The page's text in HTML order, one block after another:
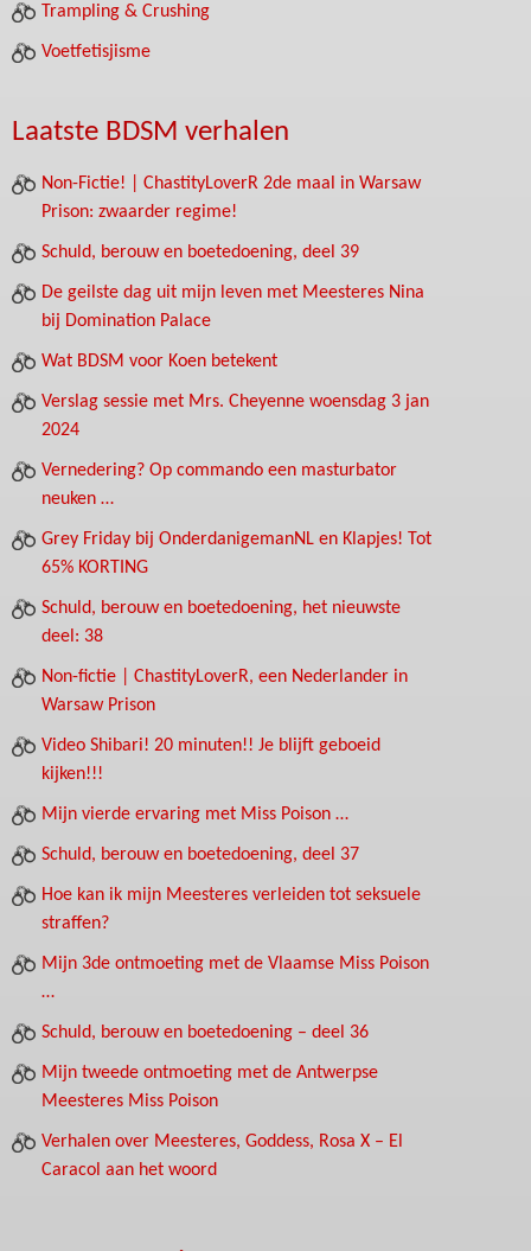
Trampling & Crushing
Voetfetisjisme
Laatste BDSM verhalen
Non-Fictie! | ChastityLoverR 2de maal in Warsaw
Prison: zwaarder regime!
Schuld, berouw en boetedoening, deel 39
De geilste dag uit mijn leven met Meesteres Nina
bij Domination Palace
Wat BDSM voor Koen betekent
Verslag sessie met Mrs. Cheyenne woensdag 3 jan
2024
Vernedering? Op commando een masturbator
neuken …
Grey Friday bij OnderdanigemanNL en Klapjes! Tot
65% KORTING
Schuld, berouw en boetedoening, het nieuwste
deel: 38
Non-fictie | ChastityLoverR, een Nederlander in
Warsaw Prison
Video Shibari! 20 minuten!! Je blijft geboeid
kijken!!!
Mijn vierde ervaring met Miss Poison …
Schuld, berouw en boetedoening, deel 37
Hoe kan ik mijn Meesteres verleiden tot seksuele
straffen?
Mijn 3de ontmoeting met de Vlaamse Miss Poison
…
Schuld, berouw en boetedoening – deel 36
Mijn tweede ontmoeting met de Antwerpse
Meesteres Miss Poison
Verhalen over Meesteres, Goddess, Rosa X – El
Caracol aan het woord